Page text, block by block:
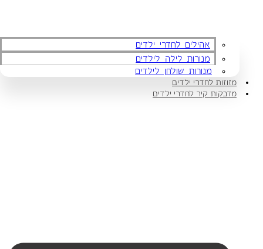
אהילים לחדרי ילדים
מנורות לילה לילדים
מנורות שולחן לילדים
מזוזות לחדרי ילדים
מדבקות קיר לחדרי ילדים